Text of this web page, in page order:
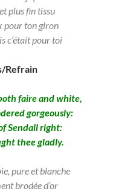
plus fin tissu
pour ton giron
c’était pour toi
Refrain
faire and white,
gorgeously:
Sendall right:
thee gladly.
pure et blanche
brodée d’or